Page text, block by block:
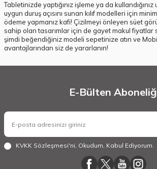
Tabletinizde yaptığınız işleme ya da
uygun duruş açısını sunan kılıf modelleri için
ödeme yapmanız kafi! Çizilmeyi önleyen süet
sahip olan tasarımlar için de gayet makul fiyatlar
şimdi beğendiğiniz modeli sepetinize atın ve
avantajlarından siz de yararlanın!
E-Bülten
KVKK Sözleşmesi'ni, Okudum, Kabul Ediyorum.